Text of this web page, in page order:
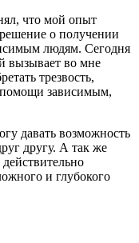
что мой опыт
о получении
людям. Сегодня
вызывает во мне
трезвость,
помощи зависимым,
давать возможность
другу. А так же
и глубокого